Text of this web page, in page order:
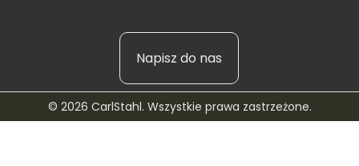
Napisz do nas
© 2026 CarlStahl. Wszystkie prawa zastrzeżone.